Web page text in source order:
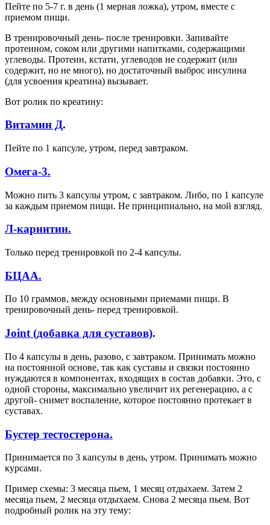
Пейте по 5-7 г. в день (1 мерная ложка), утром, вместе с
приемом пищи.
В тренировочный день- после тренировки. Запивайте
протеином, соком или другими напитками, содержащими
углеводы. Протеин, кстати, углеводов не содержит (или
содержит, но не много), но достаточный выброс инсулина
(для усвоения креатина) вызывает.
Вот ролик по креатину:
Витамин Д.
Пейте по 1 капсуле, утром, перед завтраком.
Омега-3.
Можно пить 3 капсулы утром, с завтраком. Либо, по 1 капсуле
за каждым приемом пищи. Не принципиально, на мой взгляд.
Л-карнитин.
Только перед тренировкой по 2-4 капсулы.
БЦАА.
По 10 граммов, между основными приемами пищи. В
тренировочный день- перед тренировкой.
Joint (добавка для суставов).
По 4 капсулы в день, разово, с завтраком. Принимать можно
на постоянной основе, так как суставы и связки постоянно
нуждаются в компонентах, входящих в состав добавки. Это, с
одной стороны, максимально увеличит их регенерацию, а с
другой- снимет воспаление, которое постоянно протекает в
суставах.
Бустер тестостерона.
Принимается по 3 капсулы в день, утром. Принимать можно
курсами.
Пример схемы: 3 месяца пьем, 1 месяц отдыхаем. Затем 2
месяца пьем, 2 месяца отдыхаем. Снова 2 месяца пьем. Вот
подробный ролик на эту тему: